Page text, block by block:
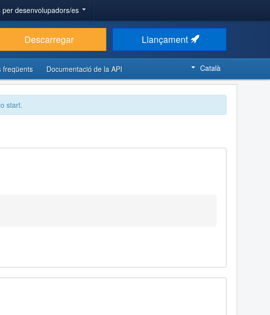
per desenvolupadors/es
Descarregar Llançament
freqüents Documentació de la API Català
start.